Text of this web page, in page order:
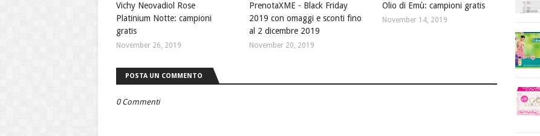
Vichy Neovadiol Rose
Platinium Notte: campioni
gratis
November 26, 2019
PrenotaXME - Black Friday
2019 con omaggi e sconti fino
al 2 dicembre 2019
November 20, 2019
Olio di Emù: campioni gratis
November 14, 2019
POSTA UN COMMENTO
0 Commenti